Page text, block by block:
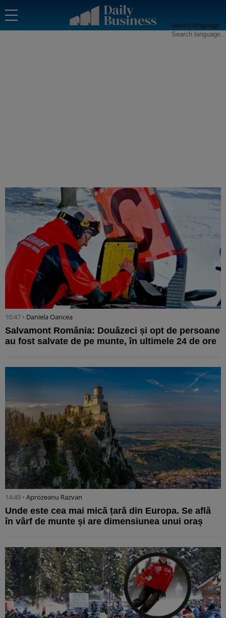
Search language
10:47 • Daniela Oancea
Salvamont România: Douăzeci și opt de persoane
au fost salvate de pe munte, în ultimele 24 de ore
14:49 • Aprozeanu Razvan
Unde este cea mai mică țară din Europa. Se află
în vârf de munte și are dimensiunea unui oraș